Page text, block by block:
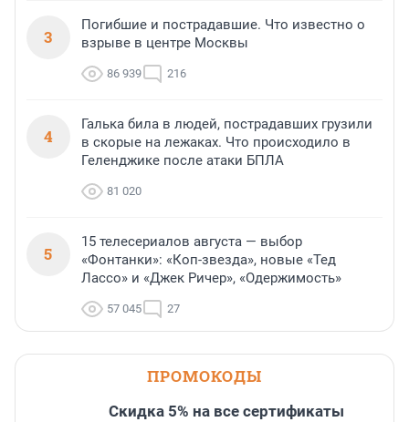
3
Погибшие и пострадавшие. Что известно о
взрыве в центре Москвы
86 939 216
4
Галька била в людей, пострадавших грузили
в скорые на лежаках. Что происходило в
Геленджике после атаки БПЛА
81 020
5
15 телесериалов августа — выбор
«Фонтанки»: «Коп-звезда», новые «Тед
Лассо» и «Джек Ричер», «Одержимость»
57 045 27
ПРОМОКОДЫ
Скидка 5% на все сертификаты